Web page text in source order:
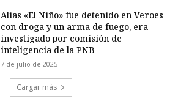
Alias «El Niño» fue detenido en Veroes
con droga y un arma de fuego, era
investigado por comisión de
inteligencia de la PNB
7 de julio de 2025
Cargar más